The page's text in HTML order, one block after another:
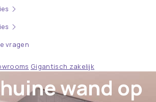
vragen
Gigantisch zakelijk
wand op